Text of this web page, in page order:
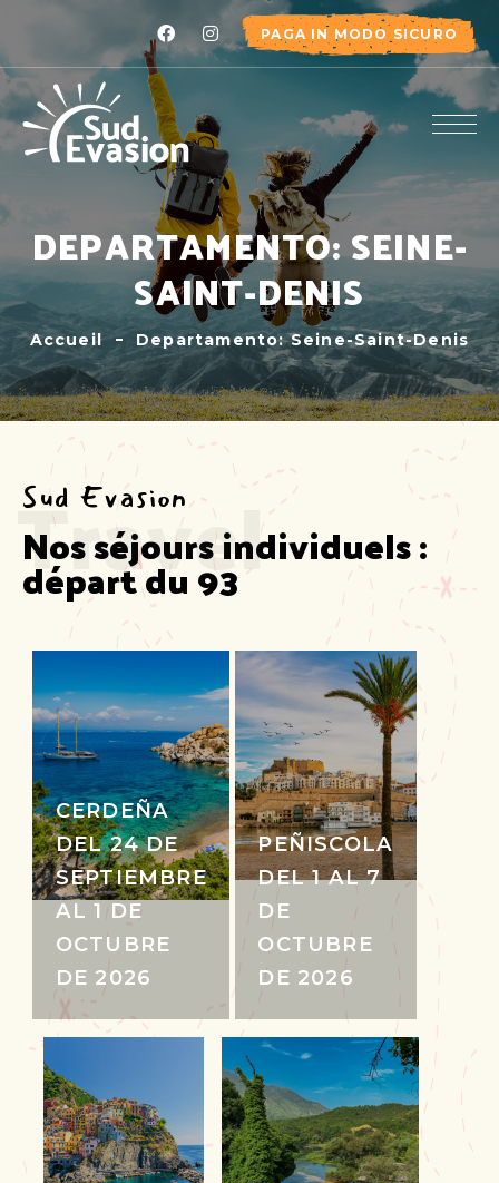
PAGA IN MODO SICURO
DEPARTAMENTO: SEINE-
SAINT-DENIS
Accueil Departamento: Seine-Saint-Denis
Travel
Sud Evasion
Nos séjours individuels :
départ du 93
CERDEÑA
DEL 24 DE
SEPTIEMBRE
AL 1 DE
OCTUBRE
DE 2026
PEÑISCOLA
DEL 1 AL 7
DE
OCTUBRE
DE 2026